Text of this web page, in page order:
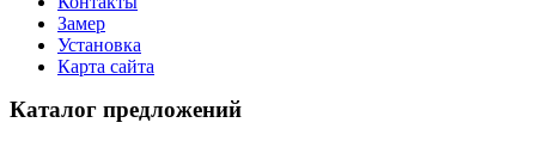
Замер
Установка
Карта сайта
Каталог предложений